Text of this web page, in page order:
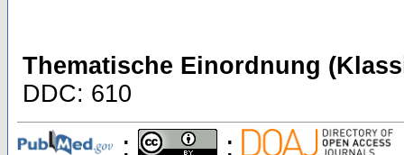
Thematische Einordnung
DDC: 610
; ;